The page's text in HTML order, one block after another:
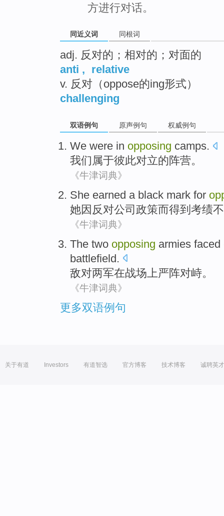
方进行对话。
同近义词 同根词
adj. 反对的；相对的；对面的
anti , relative
v. 反对（oppose的ing形式）
challenging
双语例句 原声例句 权威例句
We were in opposing camps.
我们 属于彼此对立的 阵营。
《牛津词典》
She earned a black mark for
她因 反对公司 政策而得到 考绩
《牛津词典》
The two opposing armies faced
battlefield.
敌对两军在战场上严阵对峙。
《牛津词典》
更多双语例句
关于有道 Investors 有道智选 官方博客 技术博客 诚聘英才